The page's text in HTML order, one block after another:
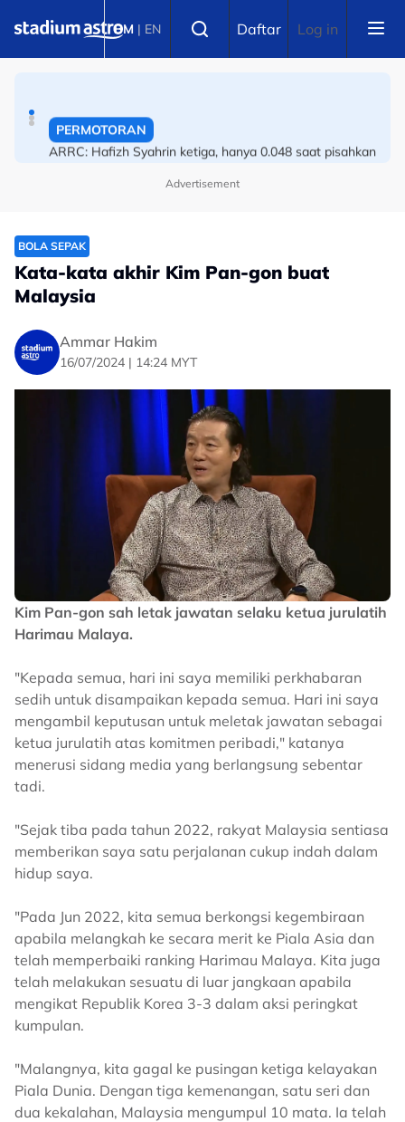
BM | EN Daftar Log in
Liga Super: Melaka tagih pengalaman Apek
ARRC: Hafizh Syahrin ketiga, hanya 0.048 saat pisahkan
tiga pelumba terpantas di Mandalika
Advertisement
BOLA SEPAK
Kata-kata akhir Kim Pan-gon buat
Malaysia
Ammar Hakim
16/07/2024 | 14:24 MYT
Kim Pan-gon sah letak jawatan selaku ketua jurulatih
Harimau Malaya.
"Kepada semua, hari ini saya memiliki perkhabaran
sedih untuk disampaikan kepada semua. Hari ini saya
mengambil keputusan untuk meletak jawatan sebagai
ketua jurulatih atas komitmen peribadi," katanya
menerusi sidang media yang berlangsung sebentar
tadi.
"Sejak tiba pada tahun 2022, rakyat Malaysia sentiasa
memberikan saya satu perjalanan cukup indah dalam
hidup saya.
"Pada Jun 2022, kita semua berkongsi kegembiraan
apabila melangkah ke secara merit ke Piala Asia dan
telah memperbaiki ranking Harimau Malaya. Kita juga
telah melakukan sesuatu di luar jangkaan apabila
mengikat Republik Korea 3-3 dalam aksi peringkat
kumpulan.
"Malangnya, kita gagal ke pusingan ketiga kelayakan
Piala Dunia. Dengan tiga kemenangan, satu seri dan
dua kekalahan, Malaysia mengumpul 10 mata. Ia telah